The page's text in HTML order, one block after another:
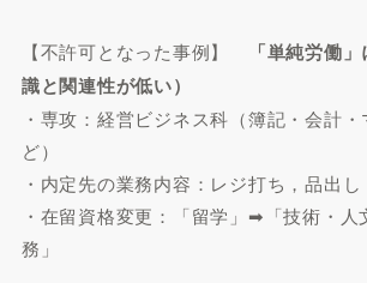
【不許可となった事例】
「単純労働
識と関連性が低い）
・専攻：経営ビジネス科（簿記・会計
ど）
・内定先の業務内容：レジ打ち，品出
・在留資格変更：「留学」➡「技術・人
務」